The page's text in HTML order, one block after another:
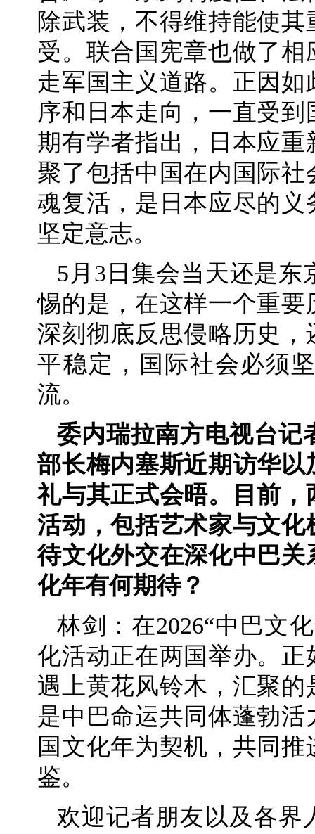
除武装，不得维持能使
受。联合国宪章也做了
走军国主义道路。正因
序和日本走向，一直受
期有学者指出，日本应
聚了包括中国在内国际
魂复活，是日本应尽的
坚定意志。
5月3日集会当天还是东
惕的是，在这样一个重
深刻彻底反思侵略历史
平稳定，国际社会必须
流。
委内瑞拉南方电视台记
部长梅内塞斯近期访华
礼与其正式会晤。目前
活动，包括艺术家与文
待文化外交在深化中巴
化年有何期待？
林剑：在2026“中巴文
化活动正在两国举办。
遇上黄花风铃木，汇聚
是中巴命运共同体蓬勃
国文化年为契机，共同
鉴。
欢迎记者朋友以及各界